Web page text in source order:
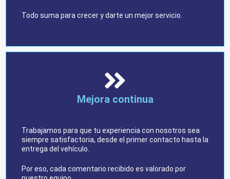
Todo suma para crecer y darte un mejor servicio.
Mejora continua
Trabajamos para que tu experiencia con nosotros sea
siempre satisfactoria, desde el primer contacto hasta la
entrega del vehículo.
Por eso, cada comentario recibido es valorado por